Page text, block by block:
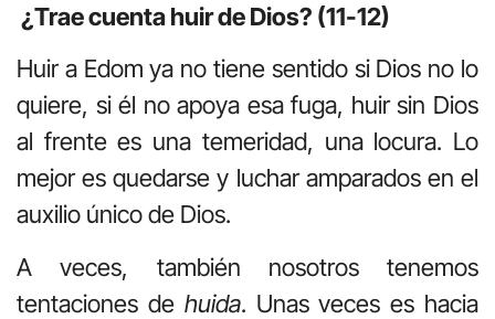
¿Trae cuenta huir de Dios? (11-12)
Huir a Edom ya no tiene sentido si Dios no lo
quiere, si él no apoya esa fuga, huir sin Dios
al frente es una temeridad, una locura. Lo
mejor es quedarse y luchar amparados en el
auxilio único de Dios.
A veces, también nosotros tenemos
tentaciones de huida. Unas veces es hacia